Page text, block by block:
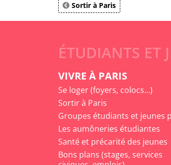
Sortir à Paris
ÉTUDIANTS ET
VIVRE À PARIS
Se loger (foyers, colocs...)
Sortir à Paris
Groupes étudiants et jeunes
Les aumôneries étudiantes
Santé et précarité des jeunes
Bons plans (stages, services